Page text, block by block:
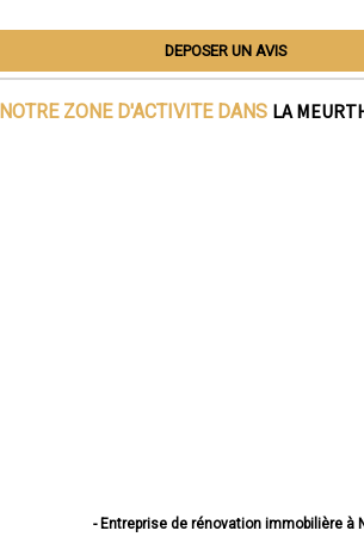
DEPOSER UN AVIS
NOTRE ZONE D'ACTIVITE DANS LA
- Entreprise de rénovation immobilière à